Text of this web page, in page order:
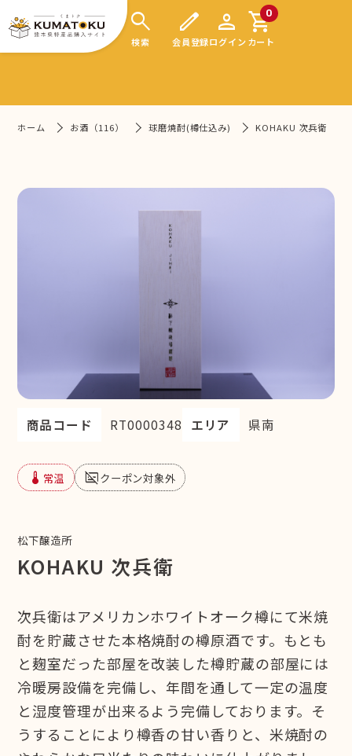
search
検索
edit
会員登録
person
ログイン
0
shopping_cart
カート
ホーム お酒（116） 球磨焼酎(樽仕込み) KOHAKU 次兵衛
商品コード RT0000348 エリア 県南
device_thermostat 常温 subtitles_offクーポン対象外
松下醸造所
KOHAKU 次兵衛
次兵衛はアメリカンホワイトオーク樽にて米焼
酎を貯蔵させた本格焼酎の樽原酒です。もとも
と麹室だった部屋を改装した樽貯蔵の部屋には
冷暖房設備を完備し、年間を通して一定の温度
と湿度管理が出来るよう完備しております。そ
うすることにより樽香の甘い香りと、米焼酎の